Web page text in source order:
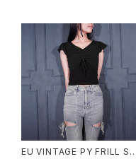
EU VINTAGE PY FRILL SL